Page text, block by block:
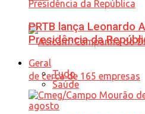
PRTB lança Leonardo
Presidência da
Geral
Tudo
Saúde